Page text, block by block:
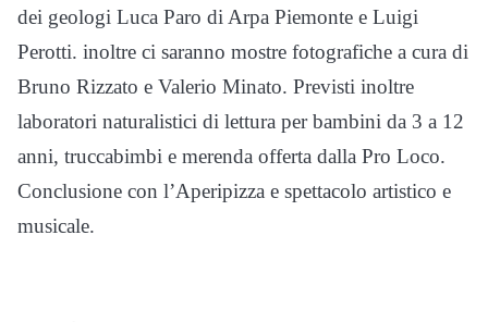
dei geologi Luca Paro di Arpa Piemonte e Luigi
Perotti. inoltre ci saranno mostre fotografiche a cura di
Bruno Rizzato e Valerio Minato. Previsti inoltre
laboratori naturalistici di lettura per bambini da 3 a 12
anni, truccabimbi e merenda offerta dalla Pro Loco.
Conclusione con l’Aperipizza e spettacolo artistico e
musicale.